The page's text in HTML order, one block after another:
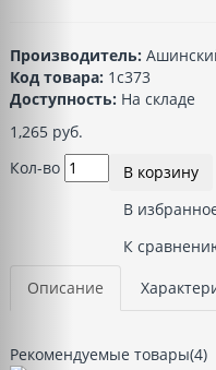
Производитель:
Код товара: 1с373
Доступность: На складе
1,265 руб.
Кол-во
В корзину
В
К
Описание
Рекомендуемые товары(4)